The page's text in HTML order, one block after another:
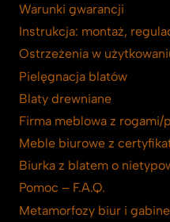
Warunki gwarancji
Instrukcja: montaż,
Ostrzeżenia w
Pielęgnacja blatów
Blaty drewniane
Firma meblowa z
Meble biurowe z
Biurka z blatem o
Pomoc – F.A.Q.
Metamorfozy biur i